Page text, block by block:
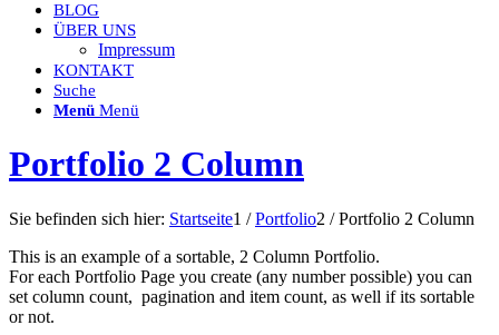
BLOG
ÜBER UNS
Impressum
KONTAKT
Suche
Menü Menü
Portfolio 2 Column
Sie befinden sich hier: Startseite1 / Portfolio2 / Portfolio 2 Column
This is an example of a sortable, 2 Column Portfolio.
For each Portfolio Page you create (any number possible) you can
set column count, pagination and item count, as well if its sortable
or not.